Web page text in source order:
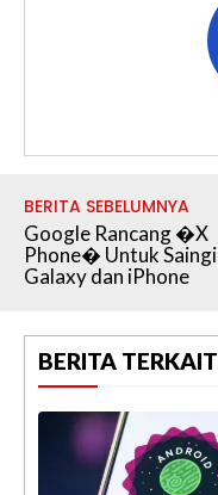
BERITA SEBELUMNYA
Google Rancang �X
Phone� Untuk Saingi
Galaxy dan iPhone
BERITA TERKAIT